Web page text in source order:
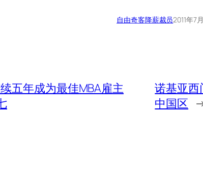
自由奇客降薪裁员2011年7
五年成为最佳MBA雇主
诺基亚西
中国区